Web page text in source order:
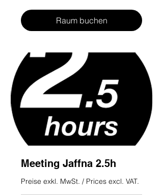
Raum buchen
Meeting Jaffna 2.5h
Preise exkl. MwSt. / Prices excl. VAT.